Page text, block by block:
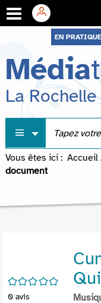
menu
contenu
recherche
EN PRATIQUE
Média
La
Vous êtes ici : Accueil
document
/5
0 avis